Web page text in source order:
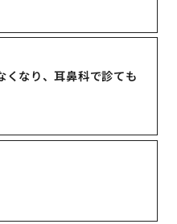
くなり、耳鼻科で診ても